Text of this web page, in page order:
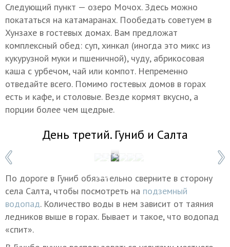
Следующий пункт — озеро Мочох. Здесь можно
покататься на катамаранах. Пообедать советуем в
Хунзахе в гостевых домах. Вам предложат
комплексный обед: суп, хинкал (иногда это микс из
кукурузной муки и пшеничной), чуду, абрикосовая
каша с урбечом, чай или компот. Непременно
отведайте всего. Помимо гостевых домов в горах
есть и кафе, и столовые. Везде кормят вкусно, а
порции более чем щедрые.
День третий. Гуниб и Салта
Фото: Валерий Шарифулин/ТАСС
1 / 6
По дороге в Гуниб обязательно сверните в сторону
села Салта, чтобы посмотреть на подземный
водопад. Количество воды в нем зависит от таяния
ледников выше в горах. Бывает и такое, что водопад
«спит».